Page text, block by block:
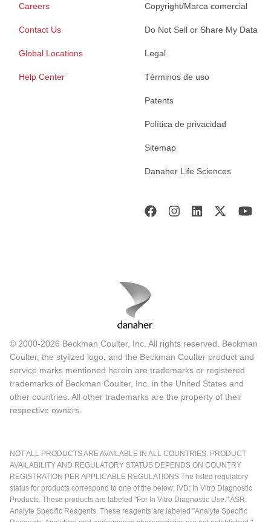
Careers
Contact Us
Global Locations
Help Center
Copyright/Marca comercial
Do Not Sell or Share My Data
Legal
Términos de uso
Patents
Política de privacidad
Sitemap
Danaher Life Sciences
© 2000-2026 Beckman Coulter, Inc. All rights reserved. Beckman
Coulter, the stylized logo, and the Beckman Coulter product and
service marks mentioned herein are trademarks or registered
trademarks of Beckman Coulter, Inc. in the United States and
other countries. All other trademarks are the property of their
respective owners.
NOT ALL PRODUCTS ARE AVAILABLE IN ALL COUNTRIES. PRODUCT
AVAILABILITY AND REGULATORY STATUS DEPENDS ON COUNTRY
REGISTRATION PER APPLICABLE REGULATIONS The listed regulatory
status for products correspond to one of the below: IVD: In Vitro Diagnostic
Products. These products are labeled "For In Vitro Diagnostic Use." ASR:
Analyte Specific Reagents. These reagents are labeled "Analyte Specific